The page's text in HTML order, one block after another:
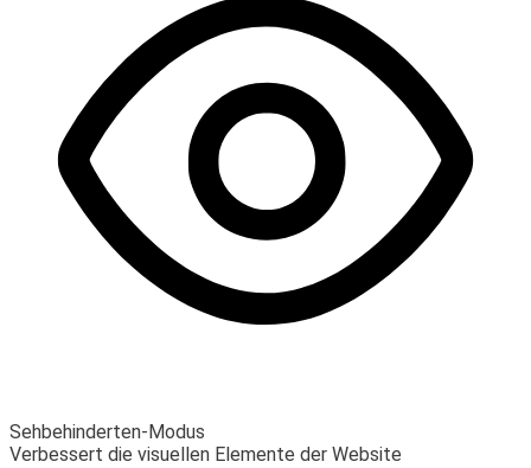
Sehbehinderten-Modus
Verbessert die visuellen Elemente der Website